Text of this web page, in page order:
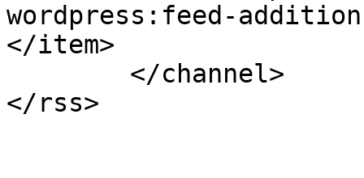
wordpress:feed-
</item>